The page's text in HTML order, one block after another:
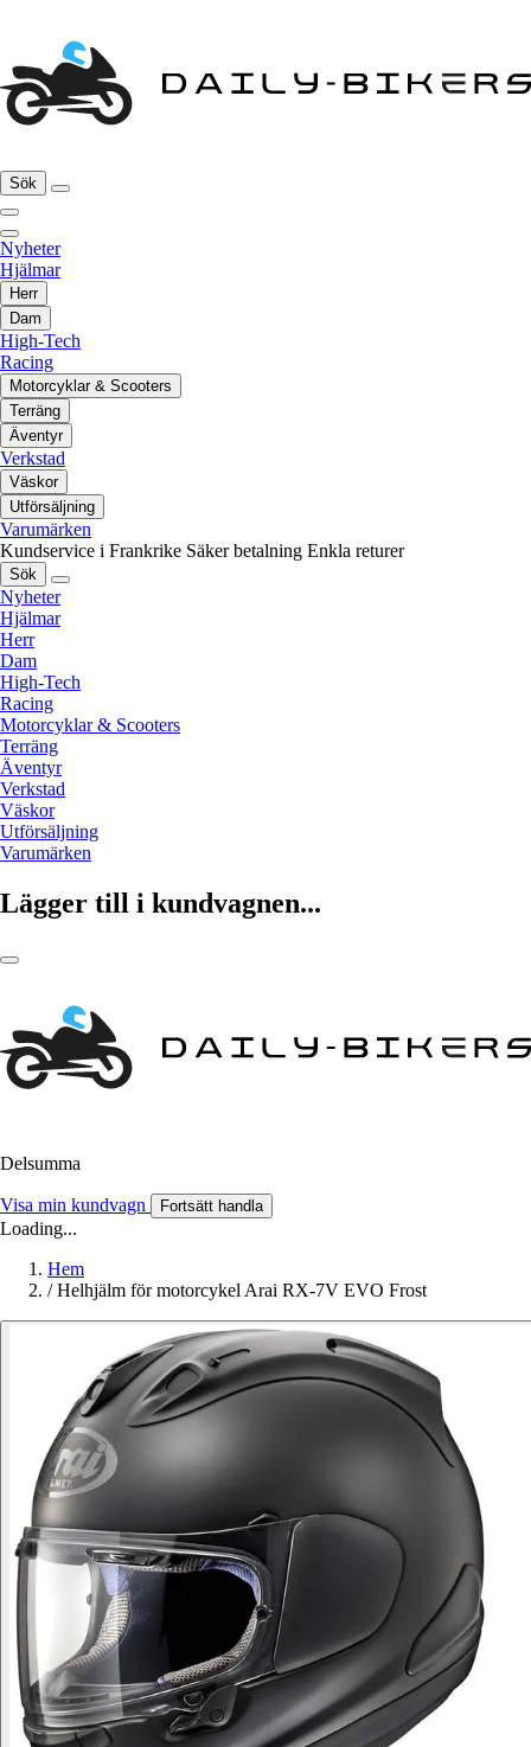
Sök
Nyheter
Hjälmar
Herr
Dam
High-Tech
Racing
Motorcyklar & Scooters
Terräng
Äventyr
Verkstad
Väskor
Utförsäljning
Varumärken
Kundservice i Frankrike Säker betalning Enkla returer
Sök
Nyheter
Hjälmar
Herr
Dam
High-Tech
Racing
Motorcyklar & Scooters
Terräng
Äventyr
Verkstad
Väskor
Utförsäljning
Varumärken
Lägger till i kundvagnen...
Delsumma
Visa min kundvagn Fortsätt handla
Loading...
Hem
/ Helhjälm för motorcykel Arai RX-7V EVO Frost